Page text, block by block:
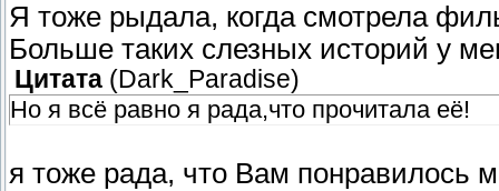
Я тоже рыдала, когда смотрела
Больше таких слезных историй у
Цитата ( Dark_Paradise)
Но я всё равно я рада,что прочитала её!
я тоже рада, что Вам понравилось